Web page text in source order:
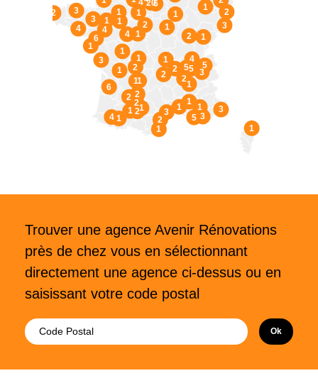
4
1
1 3
2
1
2 5
1
3
1
1
2
3
1
1
1
1
1
2
1
2
1
6
3
3
4
5
1
2
6
2
2
2
4
1
1
4
1
2
4 1
1
2
3
5
1
3
5
206
4
1
2
3
1
1
1
2
1
Trouver une agence Avenir Rénovations
près de chez vous en sélectionnant
directement une agence ci-dessus ou en
saisissant votre code postal
Ok